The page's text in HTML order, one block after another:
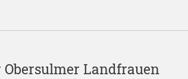
Obersulmer Landfrauen